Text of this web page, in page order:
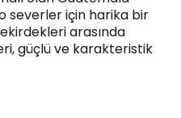
severler için harika bir
arasında
güçlü ve karakteristik